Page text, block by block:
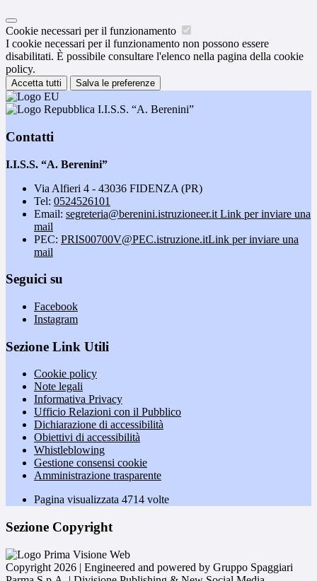
Cookie necessari per il funzionamento
I cookie necessari per il funzionamento non possono essere
disabilitati. È possibile consultare l'elenco nella pagina della cookie
policy.
Accetta tutti Salva le preferenze
I.I.S.S. “A. Berenini”
Contatti
I.I.S.S. “A. Berenini”
Via Alfieri 4 - 43036 FIDENZA (PR)
Tel: 0524526101
Email: segreteria@berenini.istruzioneer.it Link per inviare una
mail
PEC: PRIS00700V@PEC.istruzione.itLink per inviare una
mail
Seguici su
Facebook
Instagram
Sezione Link Utili
Cookie policy
Note legali
Informativa Privacy
Ufficio Relazioni con il Pubblico
Dichiarazione di accessibilità
Obiettivi di accessibilità
Whistleblowing
Gestione consensi cookie
Amministrazione trasparente
Pagina visualizzata 4714 volte
Sezione Copyright
Copyright 2026 | Engineered and powered by Gruppo Spaggiari